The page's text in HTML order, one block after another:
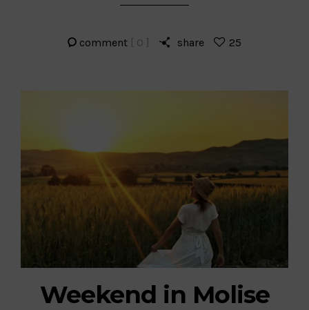
comment [ 0 ] share 25
Weekend in Molise